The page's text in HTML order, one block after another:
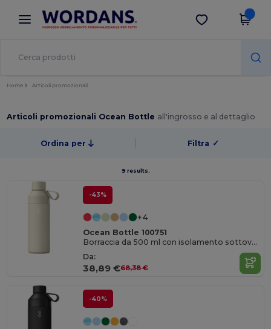
× App Wordans
Prezzi migliori sull'app!
Scarica app
Home Articoli promozionali
Articoli promozionali Ocean Bottle all'ingrosso e al dettaglio
Ordina per Filtra ✓
9 results.
-43%
+4
Ocean Bottle 100751
Borraccia da 500 ml con isolamento sottovuoto Ocean Bottle
Da:
38,89 €68,38 €
-40%